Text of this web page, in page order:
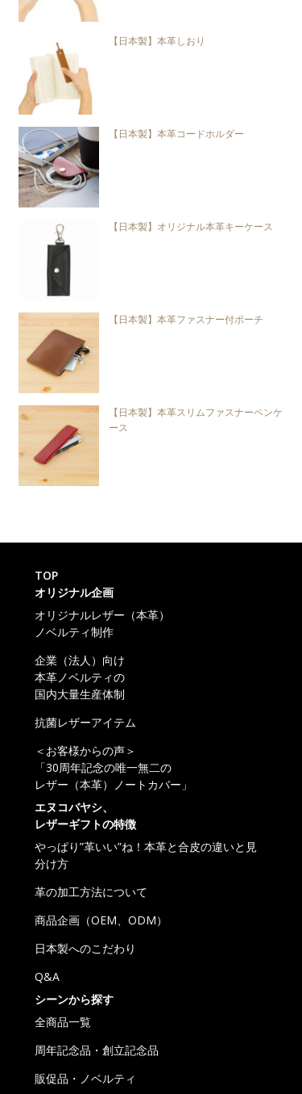
【日本製】本革しおり
【日本製】本革コードホルダー
【日本製】オリジナル本革キーケース
【日本製】本革ファスナー付ポーチ
【日本製】本革スリムファスナーペンケ
ース
TOP
オリジナル企画
オリジナルレザー（本革）
ノベルティ制作
企業（法人）向け
本革ノベルティの
国内大量生産体制
抗菌レザーアイテム
＜お客様からの声＞
「30周年記念の唯一無二の
レザー（本革）ノートカバー」
エヌコバヤシ、
レザーギフトの特徴
やっぱり”革いい”ね！本革と合皮の違いと見
分け方
革の加工方法について
商品企画（OEM、ODM）
日本製へのこだわり
Q&A
シーンから探す
全商品一覧
周年記念品・創立記念品
販促品・ノベルティ